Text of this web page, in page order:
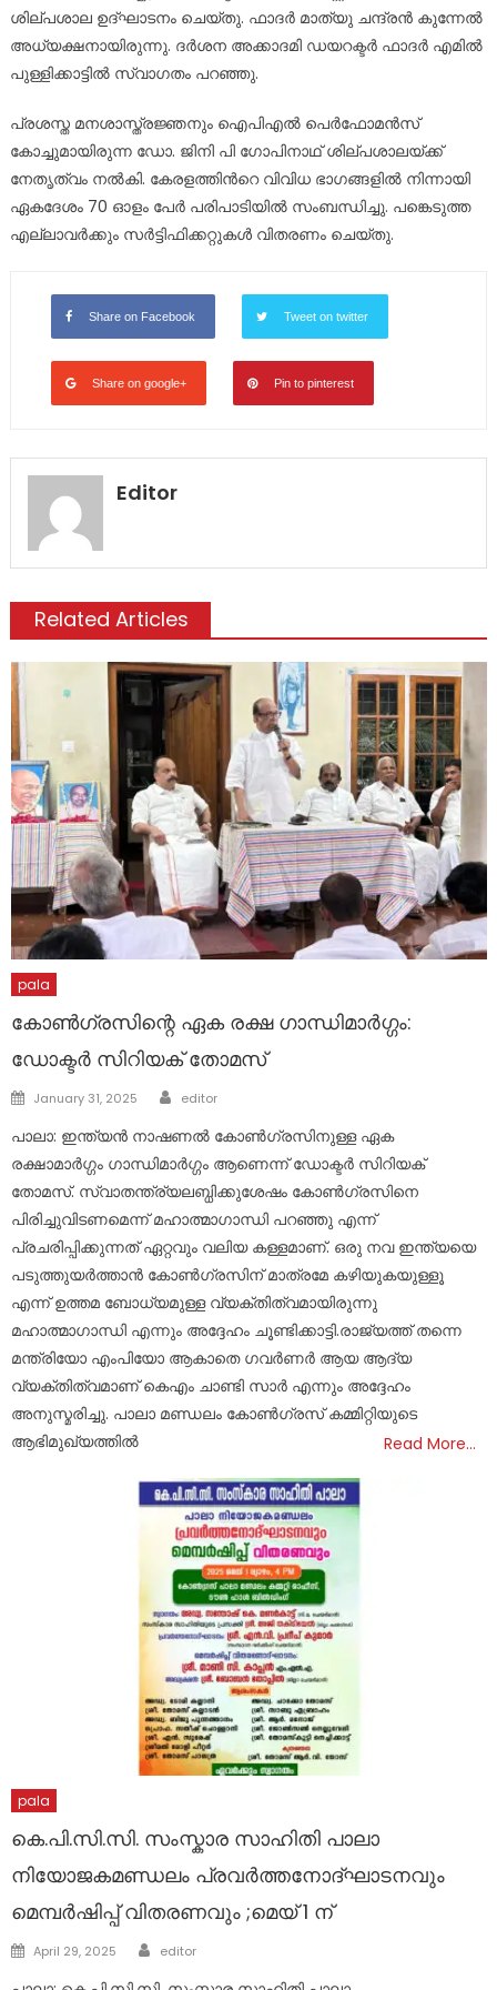
ശില്പശാല ഉദ്ഘാടനം ചെയ്തു. ഫാദർ മാത്യു ചന്ദ്രൻ കുന്നേൽ
അധ്യക്ഷനായിരുന്നു. ദർശന അക്കാദമി ഡയറക്ടർ ഫാദർ എമിൽ
പുള്ളിക്കാട്ടിൽ സ്വാഗതം പറഞ്ഞു.
പ്രശസ്ത മനശാസ്ത്രജ്ഞനും ഐപിഎൽ പെർഫോമൻസ്
കോച്ചുമായിരുന്ന ഡോ. ജിനി പി ഗോപിനാഥ് ശില്പശാലയ്ക്ക്
നേതൃത്വം നൽകി. കേരളത്തിൻറെ വിവിധ ഭാഗങ്ങളിൽ നിന്നായി
ഏകദേശം 70 ഓളം പേർ പരിപാടിയിൽ സംബന്ധിച്ചു. പങ്കെടുത്ത
എല്ലാവർക്കും സർട്ടിഫിക്കറ്റുകൾ വിതരണം ചെയ്തു.
Share on Facebook Tweet on twitter
Share on google+ Pin to pinterest
Editor
Related Articles
pala
കോൺഗ്രസിന്റെ ഏക രക്ഷ ഗാന്ധിമാർഗ്ഗം:
ഡോക്ടർ സിറിയക് തോമസ്
Posted
January 31, 2025 Author
editor
പാലാ: ഇന്ത്യൻ നാഷണൽ കോൺഗ്രസിനുള്ള ഏക
രക്ഷാമാർഗ്ഗം ഗാന്ധിമാർഗ്ഗം ആണെന്ന് ഡോക്ടർ സിറിയക്
തോമസ്. സ്വാതന്ത്ര്യലബ്ധിക്കുശേഷം കോൺഗ്രസിനെ
പിരിച്ചുവിടണമെന്ന് മഹാത്മാഗാന്ധി പറഞ്ഞു എന്ന്
പ്രചരിപ്പിക്കുന്നത് ഏറ്റവും വലിയ കള്ളമാണ്. ഒരു നവ ഇന്ത്യയെ
പടുത്തുയർത്താൻ കോൺഗ്രസിന് മാത്രമേ കഴിയുകയുള്ളൂ
എന്ന് ഉത്തമ ബോധ്യമുള്ള വ്യക്തിത്വമായിരുന്നു
മഹാത്മാഗാന്ധി എന്നും അദ്ദേഹം ചൂണ്ടിക്കാട്ടി.രാജ്യത്ത് തന്നെ
മന്ത്രിയോ എംപിയോ ആകാതെ ഗവർണർ ആയ ആദ്യ
വ്യക്തിത്വമാണ് കെഎം ചാണ്ടി സാർ എന്നും അദ്ദേഹം
അനുസ്മരിച്ചു. പാലാ മണ്ഡലം കോൺഗ്രസ് കമ്മിറ്റിയുടെ
ആഭിമുഖ്യത്തിൽ
Read More…
pala
കെ.പി.സി.സി. സംസ്കാര സാഹിതി പാലാ
നിയോജകമണ്ഡലം പ്രവർത്തനോദ്ഘാടനവും
മെമ്പർഷിപ്പ് വിതരണവും ;മെയ് 1 ന്
Posted
April 29, 2025 Author
editor